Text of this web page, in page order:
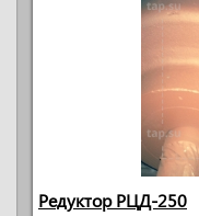
Редуктор РЦД-250